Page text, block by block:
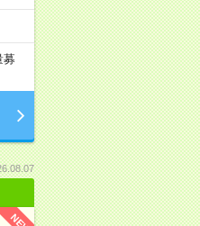
募